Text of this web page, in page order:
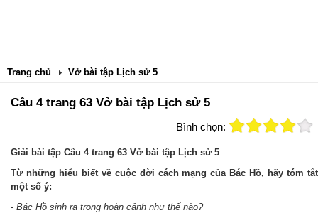
Trang chủ Vở bài tập Lịch sử 5
Câu 4 trang 63 Vở bài tập Lịch sử 5
Bình chọn:
Giải bài tập Câu 4 trang 63 Vở bài tập Lịch sử 5
Từ những hiểu biết về cuộc đời cách mạng của Bác Hồ, hãy tóm tắt
một số ý:
- Bác Hồ sinh ra trong hoàn cảnh như thế nào?